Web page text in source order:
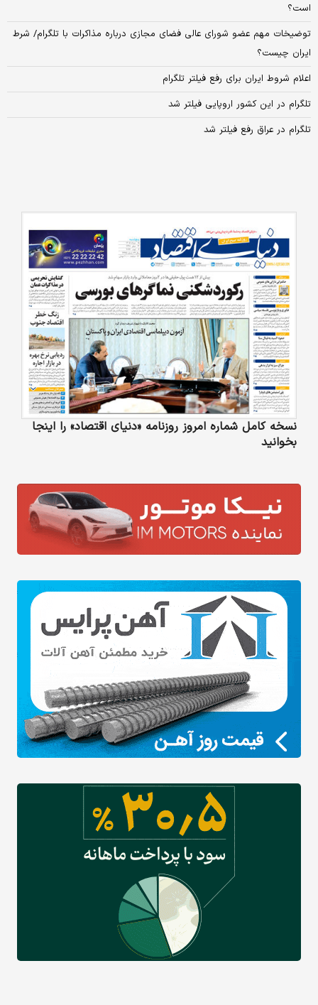
است؟
توضیخات مهم عضو شورای عالی فضای مجازی درباره مذاکرات با تلگرام/ شرط
ایران چیست؟
اعلام شروط ایران برای رفع فیلتر تلگرام
تلگرام در این کشور اروپایی فیلتر شد
تلگرام در عراق رفع فیلتر شد
نسخه کامل شماره امروز روزنامه «دنیای‌ اقتصاد» را اینجا
بخوانید